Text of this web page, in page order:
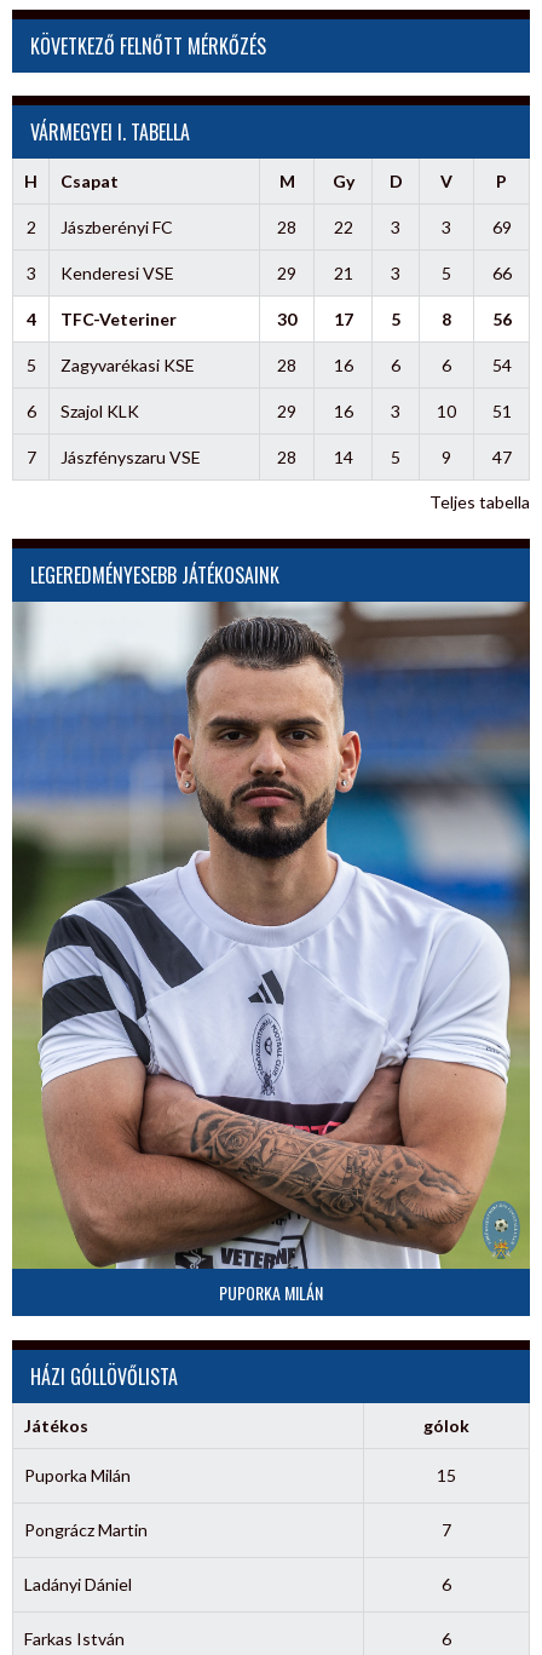
KÖVETKEZŐ FELNŐTT MÉRKŐZÉS
VÁRMEGYEI I. TABELLA
H Csapat M Gy D V P
2 Jászberényi FC 28 22 3 3 69
3 Kenderesi VSE 29 21 3 5 66
4 TFC-Veteriner 30 17 5 8 56
5 Zagyvarékasi KSE 28 16 6 6 54
6 Szajol KLK 29 16 3 10 51
7 Jászfényszaru VSE 28 14 5 9 47
Teljes tabella
LEGEREDMÉNYESEBB JÁTÉKOSAINK
PUPORKA MILÁN
HÁZI GÓLLÖVŐLISTA
Játékos gólok
Puporka Milán 15
Pongrácz Martin 7
Ladányi Dániel 6
Farkas István 6